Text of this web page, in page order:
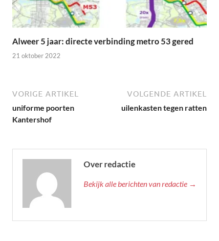
Alweer 5 jaar: directe verbinding metro 53 gered
21 oktober 2022
VORIGE ARTIKEL
uniforme poorten
Kantershof
VOLGENDE ARTIKEL
uilenkasten tegen ratten
Over redactie
Bekijk alle berichten van redactie →